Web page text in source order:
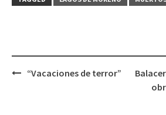
una una
Post“Vacaciones de terror”